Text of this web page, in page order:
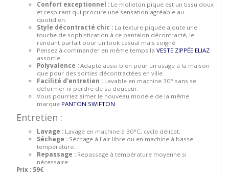
Confort exceptionnel : Le molleton piqué est un tissu doux
et respirant qui procure une sensation agréable au
quotidien.
Style décontracté chic : La texture piquée ajoute une
touche de sophistication à ce pantalon décontracté, le
rendant parfait pour un look casual mais soigné.
Pensez à commander en même temps la VESTE ZIPPÉE ELIAZ
assortie.
Polyvalence : Adapté aussi bien pour un usage à la maison
que pour des sorties décontractées en ville.
Facilité d'entretien : Lavable en machine 30° sans se
déformer ni perdre de sa douceur.
Vous pourriez aimer le nouveau modéle de la même
marque PANTON SWIFTON
Entretien :
Lavage : Lavage en machine à 30°C, cycle délicat.
Séchage : Séchage à l'air libre ou en machine à basse
température.
Repassage : Repassage à température moyenne si
nécessaire.
Prix : 59€